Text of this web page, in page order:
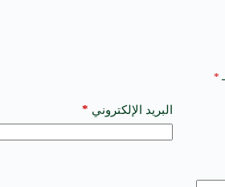
*
البريد الإلكتروني *